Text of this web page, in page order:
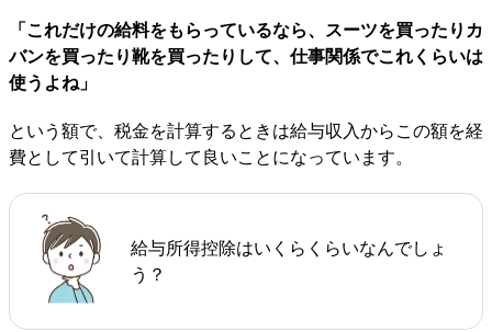
「これだけの給料をもらっているなら、スーツを買ったりカ
バンを買ったり靴を買ったりして、仕事関係でこれくらいは
使うよね」
という額で、税金を計算するときは給与収入からこの額を経
費として引いて計算して良いことになっています。
給与所得控除はいくらくらいなんでしょ
う？